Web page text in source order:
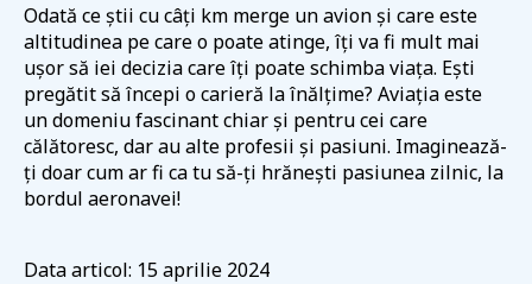
Odată ce știi cu câți km merge un avion și care este
altitudinea pe care o poate atinge, îți va fi mult mai
ușor să iei decizia care îți poate schimba viața. Ești
pregătit să începi o carieră la înălțime? Aviația este
un domeniu fascinant chiar și pentru cei care
călătoresc, dar au alte profesii și pasiuni. Imaginează-
ți doar cum ar fi ca tu să-ți hrănești pasiunea zilnic, la
bordul aeronavei!
Data articol: 15 aprilie 2024